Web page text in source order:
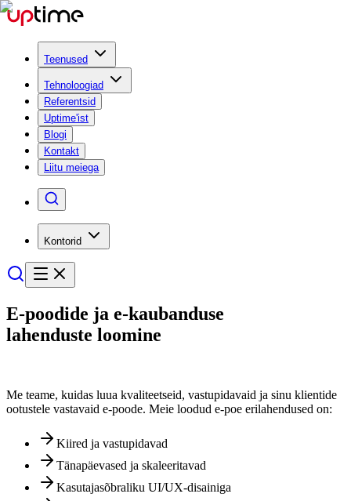
Teenused
Tehnoloogiad
Referentsid
Uptime'ist
Blogi
Kontakt
Liitu meiega
Kontorid
E-poodide ja e-kaubanduse
lahenduste loomine
Me teame, kuidas luua kvaliteetseid, vastupidavaid ja sinu klientide
ootustele vastavaid e-poode. Meie loodud e-poe erilahendused on:
Kiired ja vastupidavad
Tänapäevased ja skaleeritavad
Kasutajasõbraliku UI/UX-disainiga